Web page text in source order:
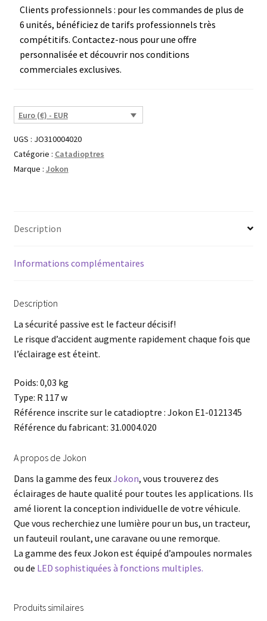
Clients professionnels : pour les commandes de plus de
6 unités, bénéficiez de tarifs professionnels très
compétitifs. Contactez-nous pour une offre
personnalisée et découvrir nos conditions
commerciales exclusives.
Euro (€) - EUR
UGS : JO310004020
Catégorie : Catadioptres
Marque : Jokon
Description
Informations complémentaires
Description
La sécurité passive est le facteur décisif!
Le risque d’accident augmente rapidement chaque fois que
l’éclairage est éteint.
Poids: 0,03 kg
Type: R 117 w
Référence inscrite sur le catadioptre : Jokon E1-0121345
Référence du fabricant: 31.0004.020
A propos de Jokon
Dans la gamme des feuxJokon, vous trouverez des
éclairages de haute qualité pour toutes les applications. Ils
amé liorent la conception individuelle de votre véhicule.
Que vous recherchiez une lumière pour un bus, un tracteur,
un fauteuil roulant, une caravane ou une remorque.
La gamme des feux Jokon est équipé d’ampoules normales
ou de LED sophistiquées à fonctions multiples.
Produits similaires